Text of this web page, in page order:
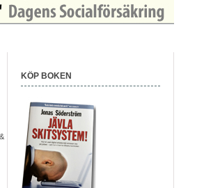
KÖP BOKEN